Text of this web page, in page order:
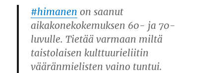
#himanen on saanut
aikakonekokemuksen 60- ja 70-
luvulle. Tietää varmaan miltä
taistolaisen kulttuurieliitin
vääränmielisten vaino tuntui.